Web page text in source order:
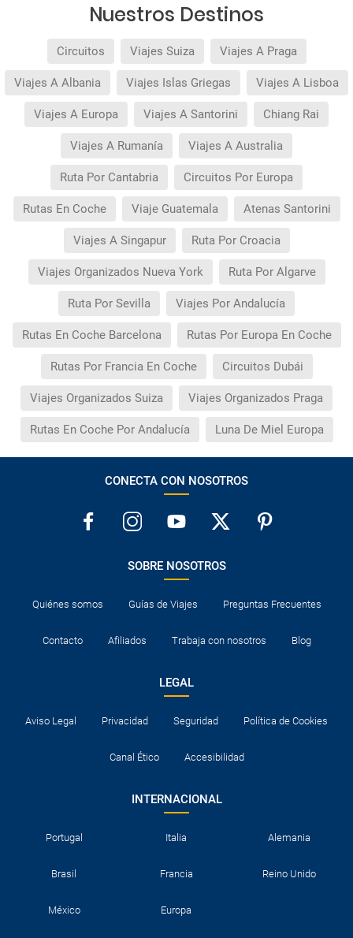
Nuestros Destinos
Circuitos Viajes Suiza Viajes A Praga
Viajes A Albania Viajes Islas Griegas Viajes A Lisboa
Viajes A Europa Viajes A Santorini Chiang Rai
Viajes A Rumanía Viajes A Australia
Ruta Por Cantabria Circuitos Por Europa
Rutas En Coche Viaje Guatemala Atenas Santorini
Viajes A Singapur Ruta Por Croacia
Viajes Organizados Nueva York Ruta Por Algarve
Ruta Por Sevilla Viajes Por Andalucía
Rutas En Coche Barcelona Rutas Por Europa En Coche
Rutas Por Francia En Coche Circuitos Dubái
Viajes Organizados Suiza Viajes Organizados Praga
Rutas En Coche Por Andalucía Luna De Miel Europa
CONECTA CON NOSOTROS
SOBRE NOSOTROS
Quiénes somos Guías de Viajes Preguntas Frecuentes
Contacto Afiliados Trabaja con nosotros Blog
LEGAL
Aviso Legal Privacidad Seguridad Política de Cookies
Canal Ético Accesibilidad
INTERNACIONAL
Portugal Italia Alemania
Brasil Francia Reino Unido
México Europa